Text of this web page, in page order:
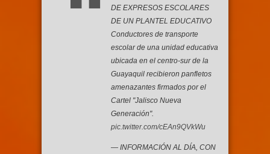
DE EXPRESOS ESCOLARES
DE UN PLANTEL EDUCATIVO
Conductores de transporte
escolar de una unidad educativa
ubicada en el centro-sur de la
Guayaquil recibieron panfletos
amenazantes firmados por el
Cartel "Jalisco Nueva
Generación".
pic.twitter.com/cEAn9QVkWu
— INFORMACIÓN AL DÍA, CON